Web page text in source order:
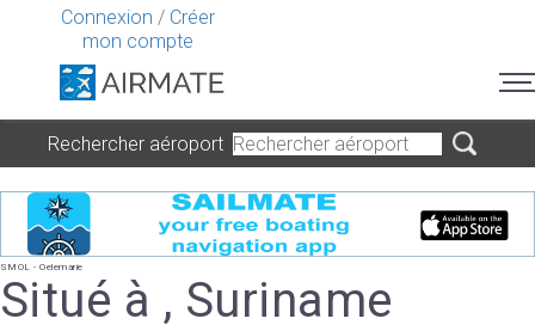
Connexion / Créer
mon compte
Rechercher aéroport
SMOL - Oelemarie
Situé à , Suriname